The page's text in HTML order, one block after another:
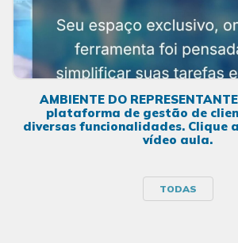
AMBIENTE DO
plataforma de gestão de
diversas funcionalidades. Clique
vídeo aula.
TODAS